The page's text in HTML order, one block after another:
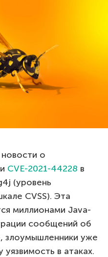
о
CVE-2021-44228 в
(уровень
CVSS). Эта
миллионами Java-
сообщений об
злоумышленники уже
в атаках.